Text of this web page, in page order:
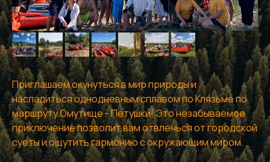
Приглашаем окунуться в мир природы и
насладиться однодневным сплавом по Клязьме по
маршруту Омутище - Петушки! Это незабываемое
приключение позволит вам отвлечься от городской
суеты и ощутить гармонию с окружающим миром.